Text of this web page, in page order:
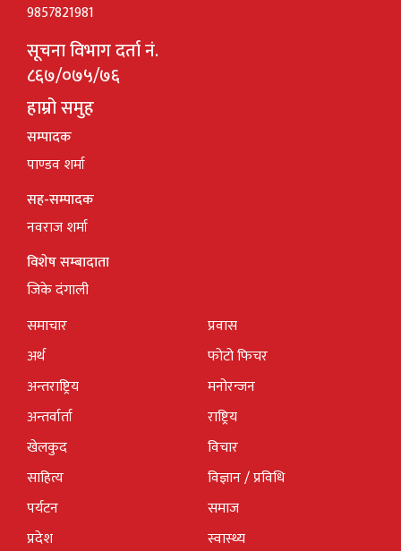
9857821981
सूचना विभाग दर्ता नं.
८६७/०७५/७६
हाम्रो समुह
सम्पादक
पाण्डव शर्मा
सह-सम्पादक
नवराज शर्मा
विशेष सम्बादाता
जिके दंगाली
समाचार
अर्थ
अन्तराष्ट्रिय
अन्तर्वार्ता
खेलकुद
साहित्य
पर्यटन
प्रदेश
प्रवास
फोटो फिचर
मनोरन्जन
राष्ट्रिय
विचार
विज्ञान / प्रविधि
समाज
स्वास्थ्य